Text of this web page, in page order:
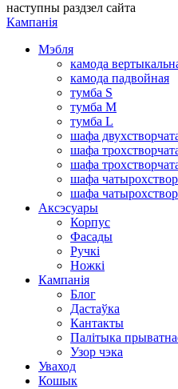
наступны раздзел сайта
Кампанія
Мэбля
камода
камода падвойная
тумба S
тумба M
тумба L
шафа
шафа
шафа
шафа
шафа
Аксэсуары
Корпус
Фасады
Ручкі
Ножкі
Кампанія
Блог
Дастаўка
Кантакты
Палітыка
Узор чэка
Уваход
Кошык